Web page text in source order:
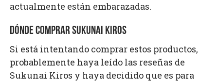
actualmente están embarazadas.
DÓNDE COMPRAR SUKUNAI KIROS
Si está intentando comprar estos productos,
probablemente haya leído las reseñas de
Sukunai Kiros y haya decidido que es para